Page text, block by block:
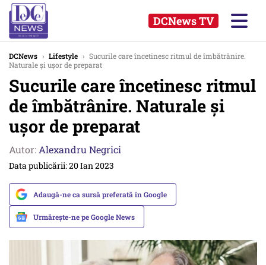
DCNews TV
DCNews › Lifestyle › Sucurile care încetinesc ritmul de îmbătrânire.
Naturale și ușor de preparat
Sucurile care încetinesc ritmul
de îmbătrânire. Naturale și
ușor de preparat
Autor: Alexandru Negrici
Data publicării: 20 Ian 2023
Adaugă-ne ca sursă preferată în Google
Urmărește-ne pe Google News